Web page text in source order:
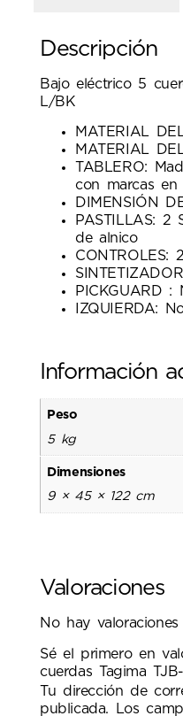
Descripción
Bajo eléctrico 5
L/BK
MATERIAL
MATERIAL
TABLERO:
con marcas
DIMENSIÓN
PASTILLAS: 2
de alnico
CONTROLES:
PICKGUARD :
IZQUIERDA:
Información
Peso
5 kg
Dimensiones
9 × 45 × 122 cm
Valoraciones
No hay valoraciones
Sé el primero en
cuerdas Tagima
Tu dirección de
publicada.
Los